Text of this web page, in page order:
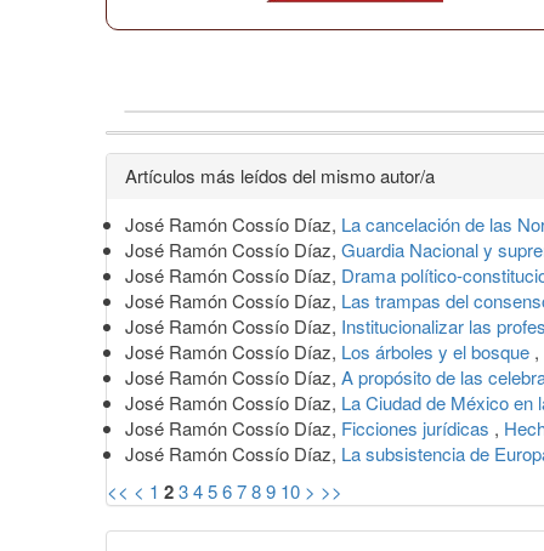
Detalles
del
artículo
Artículos más leídos del mismo autor/a
José Ramón Cossío Díaz, La cancelación de las
José Ramón Cossío Díaz, Guardia Nacional y
José Ramón Cossío Díaz, Drama político-
José Ramón Cossío Díaz, Las trampas del
José Ramón Cossío Díaz, Institucionalizar las
José Ramón Cossío Díaz, Los árboles y el bosque ,
José Ramón Cossío Díaz, A propósito de las
José Ramón Cossío Díaz, La Ciudad de México en
José Ramón Cossío Díaz, Ficciones jurídicas ,
José Ramón Cossío Díaz, La subsistencia de
<< < 1 23456789 10 > >>